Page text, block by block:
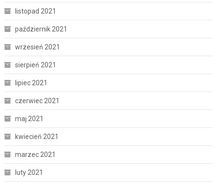
listopad 2021
październik 2021
wrzesień 2021
sierpień 2021
lipiec 2021
czerwiec 2021
maj 2021
kwiecień 2021
marzec 2021
luty 2021